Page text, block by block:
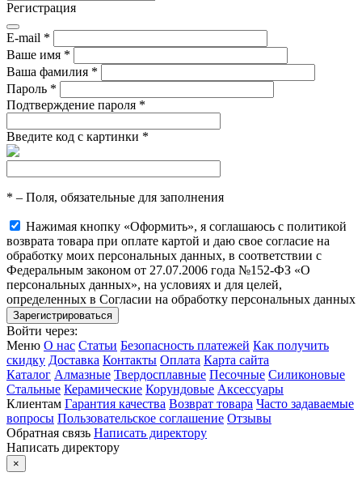
Регистрация
E-mail *
Ваше имя *
Ваша фамилия *
Пароль *
Подтверждение пароля *
Введите код с картинки *
* – Поля, обязательные для заполнения
Нажимая кнопку «Оформить», я соглашаюсь с политикой
возврата товара при оплате картой и даю свое согласие на
обработку моих персональных данных, в соответствии с
Федеральным законом от 27.07.2006 года №152-ФЗ «О
персональных данных», на условиях и для целей,
определенных в Согласии на обработку персональных данных
Войти через:
Меню О нас Статьи Безопасность платежей Как получить
скидку Доставка Контакты Оплата Карта сайта
Каталог Алмазные Твердосплавные Песочные Силиконовые
Стальные Керамические Корундовые Аксессуары
Клиентам Гарантия качества Возврат товара Часто задаваемые
вопросы Пользовательское соглашение Отзывы
Обратная связь Написать директору
Написать директору
×